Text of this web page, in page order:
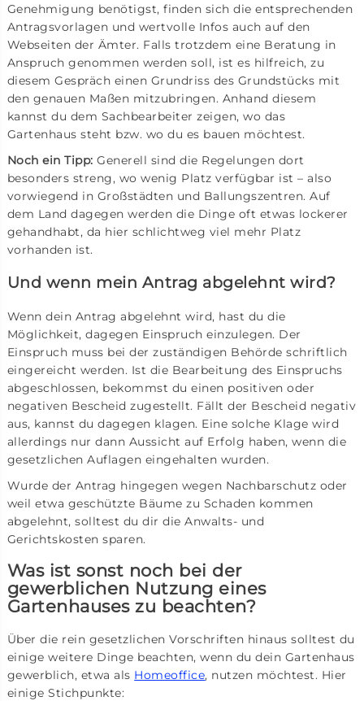
Genehmigung benötigst, finden sich die entsprechenden
Antragsvorlagen und wertvolle Infos auch auf den
Webseiten der Ämter. Falls trotzdem eine Beratung in
Anspruch genommen werden soll, ist es hilfreich, zu
diesem Gespräch einen Grundriss des Grundstücks mit
den genauen Maßen mitzubringen. Anhand diesem
kannst du dem Sachbearbeiter zeigen, wo das
Gartenhaus steht bzw. wo du es bauen möchtest.
Noch ein Tipp: Generell sind die Regelungen dort
besonders streng, wo wenig Platz verfügbar ist – also
vorwiegend in Großstädten und Ballungszentren. Auf
dem Land dagegen werden die Dinge oft etwas lockerer
gehandhabt, da hier schlichtweg viel mehr Platz
vorhanden ist.
Und wenn mein Antrag abgelehnt wird?
Wenn dein Antrag abgelehnt wird, hast du die
Möglichkeit, dagegen Einspruch einzulegen. Der
Einspruch muss bei der zuständigen Behörde schriftlich
eingereicht werden. Ist die Bearbeitung des Einspruchs
abgeschlossen, bekommst du einen positiven oder
negativen Bescheid zugestellt. Fällt der Bescheid negativ
aus, kannst du dagegen klagen. Eine solche Klage wird
allerdings nur dann Aussicht auf Erfolg haben, wenn die
gesetzlichen Auflagen eingehalten wurden.
Wurde der Antrag hingegen wegen Nachbarschutz oder
weil etwa geschützte Bäume zu Schaden kommen
abgelehnt, solltest du dir die Anwalts- und
Gerichtskosten sparen.
Was ist sonst noch bei der
gewerblichen Nutzung eines
Gartenhauses zu beachten?
Über die rein gesetzlichen Vorschriften hinaus solltest du
einige weitere Dinge beachten, wenn du dein Gartenhaus
gewerblich, etwa als Homeoffice, nutzen möchtest. Hier
einige Stichpunkte: